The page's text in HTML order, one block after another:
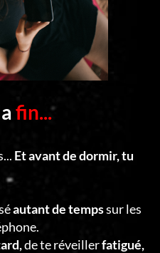
fin...
Et avant de dormir, tu
autant de tempssur les
de te réveillerfatigué,